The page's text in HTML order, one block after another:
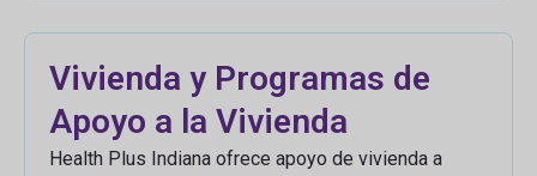
Vivienda y Programas de
Apoyo a la Vivienda
Health Plus Indiana ofrece apoyo de vivienda a